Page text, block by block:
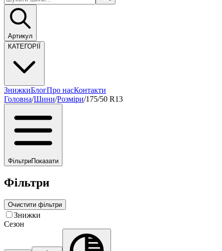
Артикул
КАТЕГОРІЇ
ЗнижкиБлогПро насКонтакти
Головна/Шини/Розміри/175/50 R13
ФільтриПоказати
Фільтри
Очистити фільтри
Знижки
Сезон